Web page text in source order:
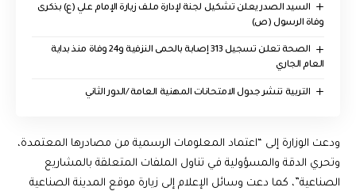
السيد الصدر يعلن تشكيل لجنة لإدارة ملف زيارة الإمام علي (ع) بذكرى
وفاة الرسول (ص)
الصحة تعلن تسجيل 313 إصابة بالحمى النزفية و24 وفاة منذ بداية
العام الجاري
التربية تنشر جدول الامتحانات المهنية العامة /الدور الثاني
ودعت الوزارة إلى “اعتماد المعلومات الرسمية من مصادرها المعتمدة،
وتحري الدقة والمسؤولية في تناول الملفات المتعلقة بالمشاريع
الصناعية”، كما دعت وسائل الإعلام إلى زيارة موقع المدينة الصناعية